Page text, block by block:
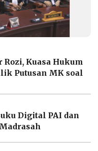
Kuasa Hukum
Putusan MK soal
Digital PAI dan